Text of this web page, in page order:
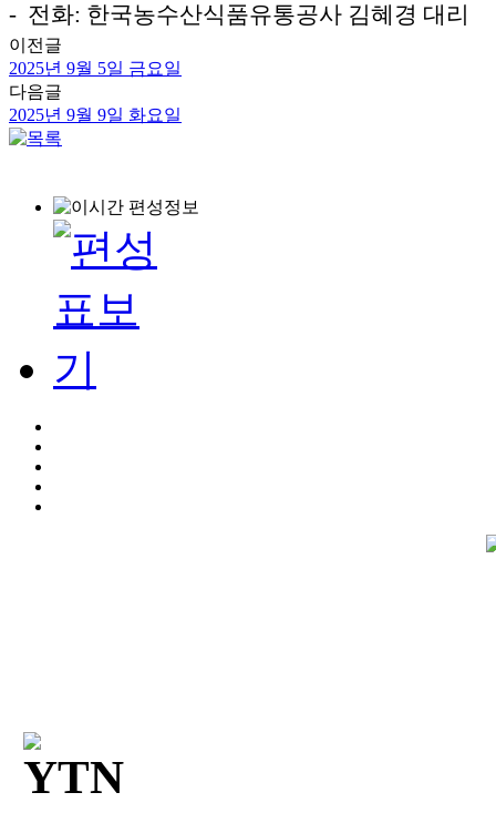
- 전화: 한국농수산식품유통공사 김혜경 대리
이전글
2025년 9월 5일 금요일
다음글
2025년 9월 9일 화요일